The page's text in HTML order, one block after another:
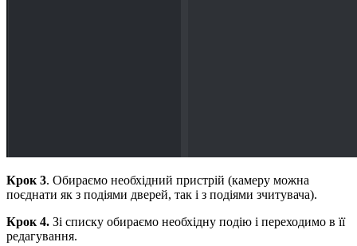
Крок 3. Обираємо необхідний пристрій (камеру можна
поєднати як з подіями дверей, так і з подіями зчитувача).
Крок 4. Зі списку обираємо необхідну подію і переходимо в її
редагування.